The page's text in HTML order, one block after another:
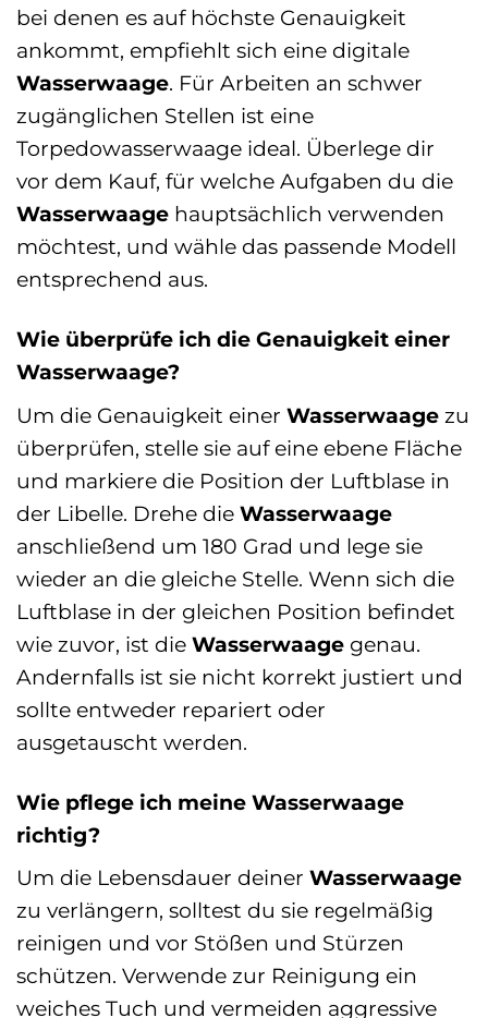
bei denen es auf höchste Genauigkeit
ankommt, empfiehlt sich eine digitale
Wasserwaage. Für Arbeiten an schwer
zugänglichen Stellen ist eine
Torpedowasserwaage ideal. Überlege dir
vor dem Kauf, für welche Aufgaben du die
Wasserwaage hauptsächlich verwenden
möchtest, und wähle das passende Modell
entsprechend aus.
Wie überprüfe ich die Genauigkeit einer
Wasserwaage?
Um die Genauigkeit einer Wasserwaage zu
überprüfen, stelle sie auf eine ebene Fläche
und markiere die Position der Luftblase in
der Libelle. Drehe die Wasserwaage
anschließend um 180 Grad und lege sie
wieder an die gleiche Stelle. Wenn sich die
Luftblase in der gleichen Position befindet
wie zuvor, ist die Wasserwaage genau.
Andernfalls ist sie nicht korrekt justiert und
sollte entweder repariert oder
ausgetauscht werden.
Wie pflege ich meine Wasserwaage
richtig?
Um die Lebensdauer deiner Wasserwaage
zu verlängern, solltest du sie regelmäßig
reinigen und vor Stößen und Stürzen
schützen. Verwende zur Reinigung ein
weiches Tuch und vermeiden aggressive